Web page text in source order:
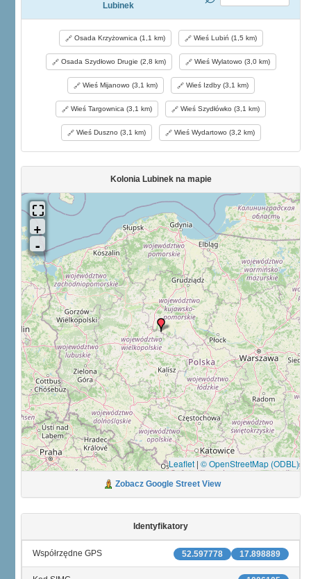
Lubinek
Osada Krzyżownica (1,1 km) Wieś Lubiń (1,5 km)
Osada Szydłowo Drugie (2,8 km) Wieś Wylatowo (3,0 km)
Wieś Mijanowo (3,1 km) Wieś Izdby (3,1 km)
Wieś Targownica (3,1 km) Wieś Szydłówko (3,1 km)
Wieś Duszno (3,1 km) Wieś Wydartowo (3,2 km)
Kolonia Lubinek na mapie
Leaflet | © OpenStreetMap (ODBL)
Zobacz Google Street View
Identyfikatory
17.898889
52.597778
Współrzędne GPS